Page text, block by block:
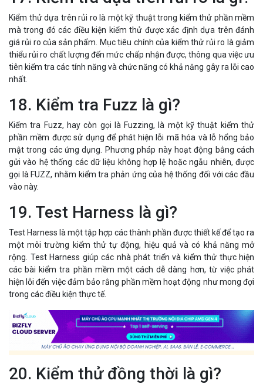
Kiểm thử dựa trên rủi ro là một kỹ thuật trong kiểm thử phần mềm
mà trong đó các điều kiện kiểm thử được xác định dựa trên đánh
giá rủi ro của sản phẩm. Mục tiêu chính của kiểm thử rủi ro là giảm
thiểu rủi ro chất lượng đến mức chấp nhận được, thông qua việc ưu
tiên kiểm tra các tính năng và chức năng có khả năng gây ra lỗi cao
nhất.
18. Kiểm tra Fuzz là gì?
Kiểm tra Fuzz, hay còn gọi là Fuzzing, là một kỹ thuật kiểm thử
phần mềm được sử dụng để phát hiện lỗi mã hóa và lỗ hổng bảo
mật trong các ứng dụng. Phương pháp này hoạt động bằng cách
gửi vào hệ thống các dữ liệu không hợp lệ hoặc ngẫu nhiên, được
gọi là FUZZ, nhằm kiểm tra phản ứng của hệ thống đối với các đầu
vào này.
19. Test Harness là gì?
Test Harness là một tập hợp các thành phần được thiết kế để tạo ra
một môi trường kiểm thử tự động, hiệu quả và có khả năng mở
rộng. Test Harness giúp các nhà phát triển và kiểm thử thực hiện
các bài kiểm tra phần mềm một cách dễ dàng hơn, từ việc phát
hiện lỗi đến việc đảm bảo rằng phần mềm hoạt động như mong đợi
trong các điều kiện thực tế.
20. Kiểm thử đồng thời là gì?